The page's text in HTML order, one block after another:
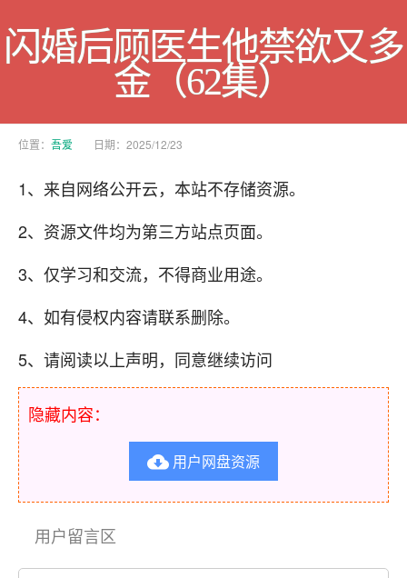
闪婚后顾医生他禁欲又多
金（62集）
位置： 吾爱 日期：2025/12/23
1、来自网络公开云，本站不存储资源。
2、资源文件均为第三方站点页面。
3、仅学习和交流，不得商业用途。
4、如有侵权内容请联系删除。
5、请阅读以上声明，同意继续访问
隐藏内容：
 用户网盘资源
用户留言区